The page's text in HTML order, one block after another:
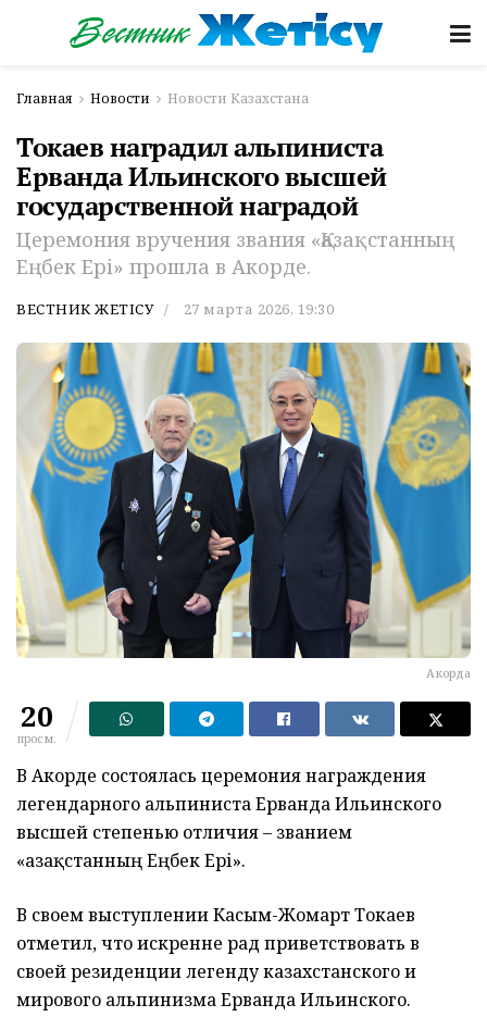
Главная Новости Новости Казахстана
Токаев наградил альпиниста
Ерванда Ильинского высшей
государственной наградой
Церемония вручения звания «Қазақстанның
Еңбек Ері» прошла в Акорде.
ВЕСТНИК ЖЕТІСУ 27 марта 2026, 19:30
Акорда
20
просм.
В Акорде состоялась церемония награждения
легендарного альпиниста Ерванда Ильинского
высшей степенью отличия – званием
«Қазақстанның Еңбек Ері».
В своем выступлении Касым-Жомарт Токаев
отметил, что искренне рад приветствовать в
своей резиденции легенду казахстанского и
мирового альпинизма Ерванда Ильинского.